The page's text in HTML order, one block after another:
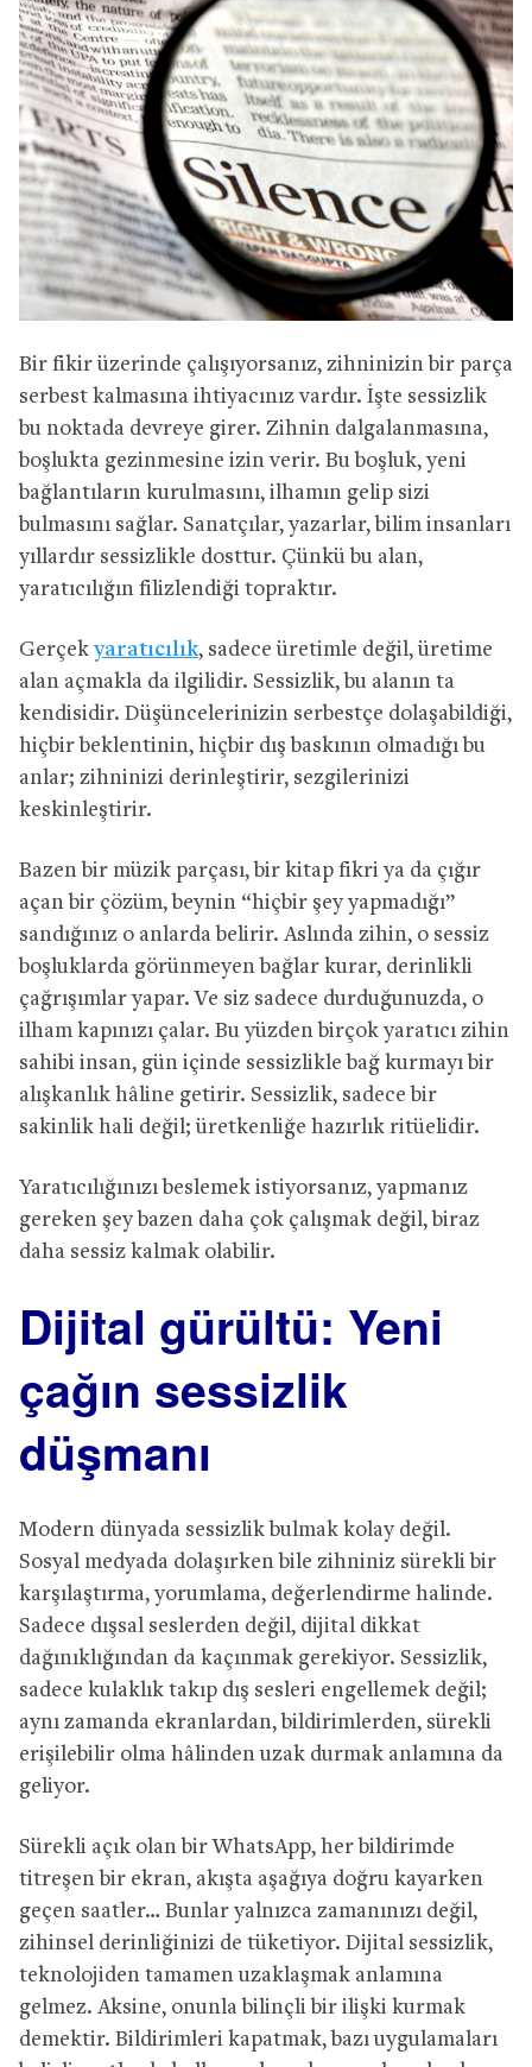
Bir fikir üzerinde çalışıyorsanız, zihninizin bir parça
serbest kalmasına ihtiyacınız vardır. İşte sessizlik
bu noktada devreye girer. Zihnin dalgalanmasına,
boşlukta gezinmesine izin verir. Bu boşluk, yeni
bağlantıların kurulmasını, ilhamın gelip sizi
bulmasını sağlar. Sanatçılar, yazarlar, bilim insanları
yıllardır sessizlikle dosttur. Çünkü bu alan,
yaratıcılığın filizlendiği topraktır.
Gerçek yaratıcılık, sadece üretimle değil, üretime
alan açmakla da ilgilidir. Sessizlik, bu alanın ta
kendisidir. Düşüncelerinizin serbestçe dolaşabildiği,
hiçbir beklentinin, hiçbir dış baskının olmadığı bu
anlar; zihninizi derinleştirir, sezgilerinizi
keskinleştirir.
Bazen bir müzik parçası, bir kitap fikri ya da çığır
açan bir çözüm, beynin “hiçbir şey yapmadığı”
sandığınız o anlarda belirir. Aslında zihin, o sessiz
boşluklarda görünmeyen bağlar kurar, derinlikli
çağrışımlar yapar. Ve siz sadece durduğunuzda, o
ilham kapınızı çalar. Bu yüzden birçok yaratıcı zihin
sahibi insan, gün içinde sessizlikle bağ kurmayı bir
alışkanlık hâline getirir. Sessizlik, sadece bir
sakinlik hali değil; üretkenliğe hazırlık ritüelidir.
Yaratıcılığınızı beslemek istiyorsanız, yapmanız
gereken şey bazen daha çok çalışmak değil, biraz
daha sessiz kalmak olabilir.
Dijital gürültü: Yeni
çağın sessizlik
düşmanı
Modern dünyada sessizlik bulmak kolay değil.
Sosyal medyada dolaşırken bile zihniniz sürekli bir
karşılaştırma, yorumlama, değerlendirme halinde.
Sadece dışsal seslerden değil, dijital dikkat
dağınıklığından da kaçınmak gerekiyor. Sessizlik,
sadece kulaklık takıp dış sesleri engellemek değil;
aynı zamanda ekranlardan, bildirimlerden, sürekli
erişilebilir olma hâlinden uzak durmak anlamına da
geliyor.
Sürekli açık olan bir WhatsApp, her bildirimde
titreşen bir ekran, akışta aşağıya doğru kayarken
geçen saatler… Bunlar yalnızca zamanınızı değil,
zihinsel derinliğinizi de tüketiyor. Dijital sessizlik,
teknolojiden tamamen uzaklaşmak anlamına
gelmez. Aksine, onunla bilinçli bir ilişki kurmak
demektir. Bildirimleri kapatmak, bazı uygulamaları